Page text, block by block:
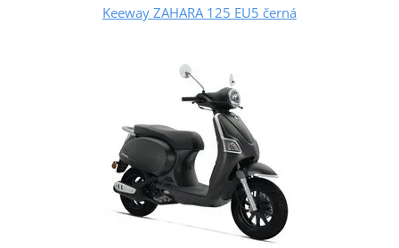
Keeway ZAHARA 125 EU5 černá